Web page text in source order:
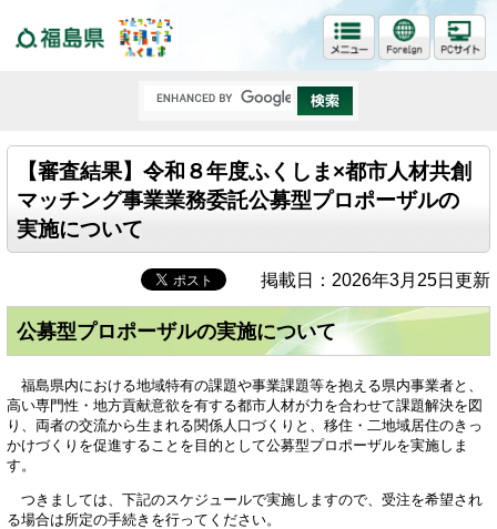
【審査結果】令和８年度ふくしま×都市人材共創
マッチング事業業務委託公募型プロポーザルの
実施について
掲載日：2026年3月25日更新
公募型プロポーザルの実施について
福島県内における地域特有の課題や事業課題等を抱える県内事業者と、
高い専門性・地方貢献意欲を有する都市人材が力を合わせて課題解決を図
り、両者の交流から生まれる関係人口づくりと、移住・二地域居住のきっ
かけづくりを促進することを目的として公募型プロポーザルを実施しま
す。
つきましては、下記のスケジュールで実施しますので、受注を希望され
る場合は所定の手続きを行ってください。